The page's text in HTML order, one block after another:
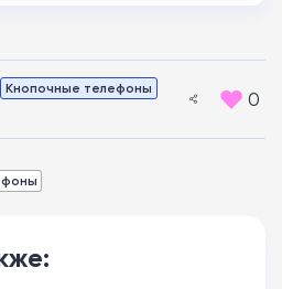
Кнопочные телефоны
0